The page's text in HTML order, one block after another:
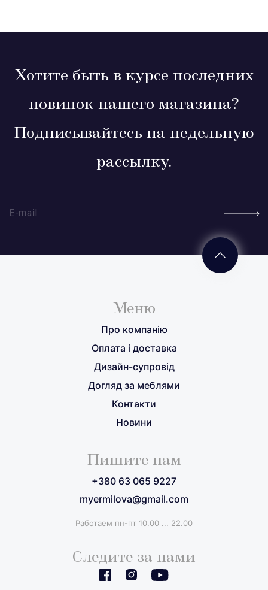
Хотите быть в курсе последних
новинок нашего магазина?
Подписывайтесь на недельную
рассылку.
Меню
Про компанію
Оплата і доставка
Дизайн-супровід
Догляд за меблями
Контакти
Новини
Пишите нам
+380 63 065 9227
myermilova@gmail.com
Работаем пн-пт 10.00 ... 22.00
Следите за нами